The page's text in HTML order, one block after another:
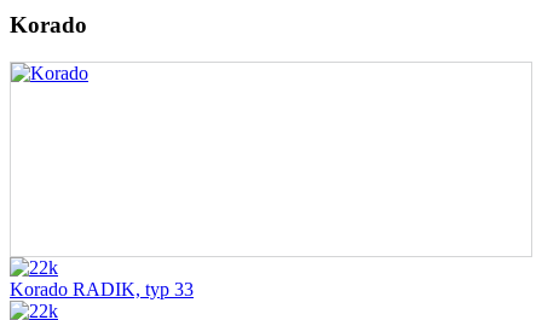
Korado
Korado RADIK, typ 33